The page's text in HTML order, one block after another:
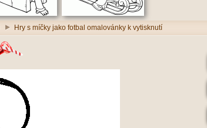
Hry s míčky jako fotbal omalovánky k vytisknutí